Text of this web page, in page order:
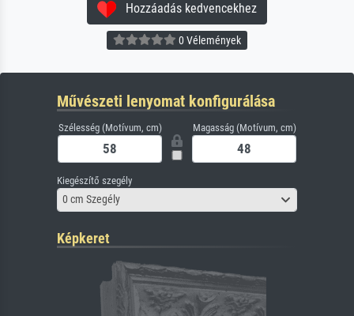
Hozzáadás kedvencekhez
0 Vélemények
Művészeti lenyomat konfigurálása
Szélesség (Motívum, cm) Magasság (Motívum, cm)
Kiegészítő szegély
0 cm Szegély
Képkeret